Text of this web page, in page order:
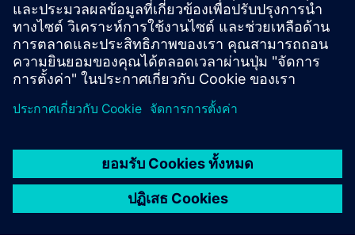
Smart Building infrastructure for Multifamily applications
EOS 2 for smart spaces
Video gallery of INTEREL solutions